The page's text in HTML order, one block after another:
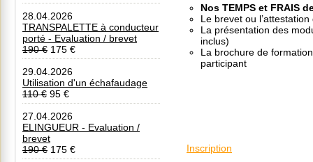
28.04.2026
TRANSPALETTE à conducteur
porté - Evaluation / brevet
190 € 175 €
29.04.2026
Utilisation d'un échafaudage
110 € 95 €
27.04.2026
ELINGUEUR - Evaluation /
brevet
190 € 175 €
Nos TEMPS et FRAIS
Le brevet ou
La présentation des
inclus)
La brochure de
participant
L
a
m
p
Inscription